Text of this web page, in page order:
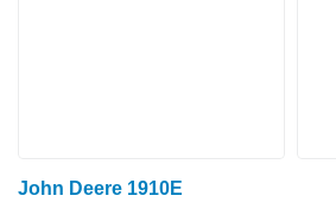
John Deere 1910E